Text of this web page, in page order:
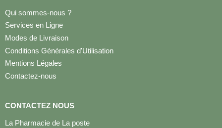
Qui sommes-nous ?
Services en Ligne
Modes de Livraison
Conditions Générales d'Utilisation
Mentions Légales
Contactez-nous
CONTACTEZ NOUS
La Pharmacie de La poste